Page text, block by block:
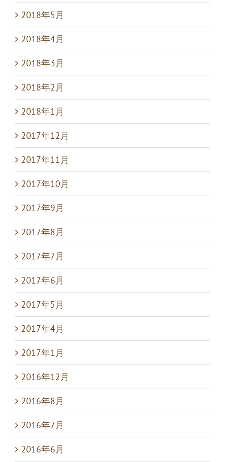
2018年5月
2018年4月
2018年3月
2018年2月
2018年1月
2017年12月
2017年11月
2017年10月
2017年9月
2017年8月
2017年7月
2017年6月
2017年5月
2017年4月
2017年1月
2016年12月
2016年8月
2016年7月
2016年6月